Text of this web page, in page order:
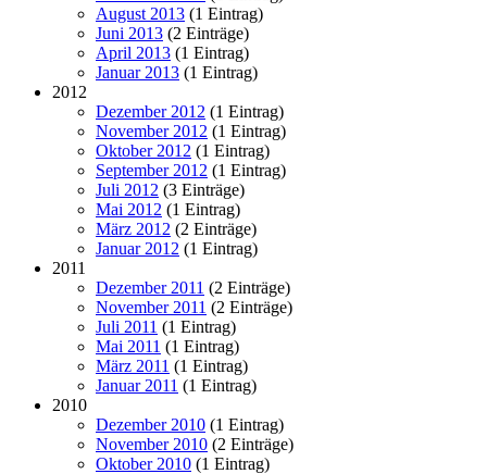
August 2013 (1 Eintrag)
Juni 2013 (2 Einträge)
April 2013 (1 Eintrag)
Januar 2013 (1 Eintrag)
2012
Dezember 2012 (1 Eintrag)
November 2012 (1 Eintrag)
Oktober 2012 (1 Eintrag)
September 2012 (1 Eintrag)
Juli 2012 (3 Einträge)
Mai 2012 (1 Eintrag)
März 2012 (2 Einträge)
Januar 2012 (1 Eintrag)
2011
Dezember 2011 (2 Einträge)
November 2011 (2 Einträge)
Juli 2011 (1 Eintrag)
Mai 2011 (1 Eintrag)
März 2011 (1 Eintrag)
Januar 2011 (1 Eintrag)
2010
Dezember 2010 (1 Eintrag)
November 2010 (2 Einträge)
Oktober 2010 (1 Eintrag)